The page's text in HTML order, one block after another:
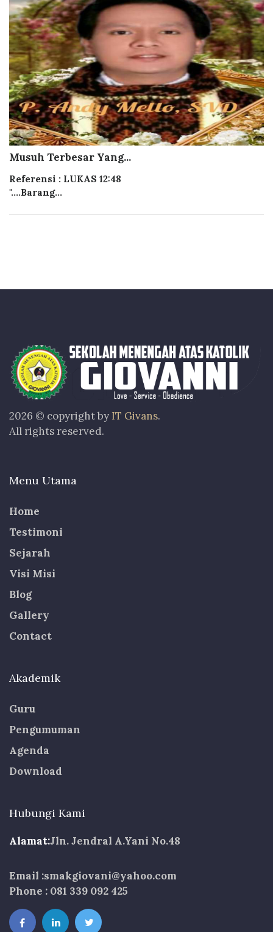
Musuh Terbesar Yang...
Referensi : LUKAS 12:48
"....Barang...
2026 © copyright by IT Givans.
All rights reserved.
Menu Utama
Home
Testimoni
Sejarah
Visi Misi
Blog
Gallery
Contact
Akademik
Guru
Pengumuman
Agenda
Download
Hubungi Kami
Alamat:Jln. Jendral A.Yani No.48
Email :smakgiovani@yahoo.com
Phone : 081 339 092 425